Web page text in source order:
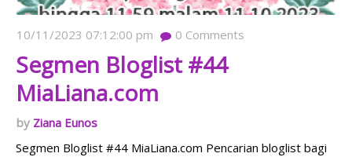
10/11/2023 07:12:00 pm 0 Comments
Segmen Bloglist #44
MiaLiana.com
Ziana Eunos
Segmen Bloglist #44 MiaLiana.com Pencarian bloglist bagi